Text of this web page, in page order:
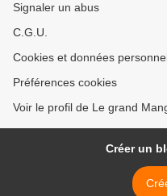
Signaler un abus
C.G.U.
Cookies et données
Préférences cookies
Voir le profil de Le grand
Créer un